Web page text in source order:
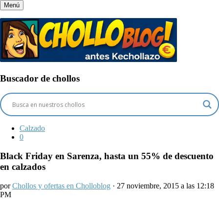
Menú
Buscador de chollos
Calzado
0
Black Friday en Sarenza, hasta un 55% de descuento
en calzados
porChollos y ofertas en Cholloblog · 27 noviembre, 2015 a las 12:18
PM